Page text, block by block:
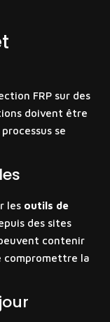
FRP sur des
doivent être
se
les outils de
des sites
contenir
compromettre la